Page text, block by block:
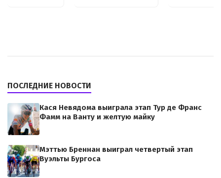
ПОСЛЕДНИЕ НОВОСТИ
Кася Невядома выиграла этап Тур де Франс
Фамм на Ванту и желтую майку
Мэттью Бреннан выиграл четвертый этап
Вуэльты Бургоса